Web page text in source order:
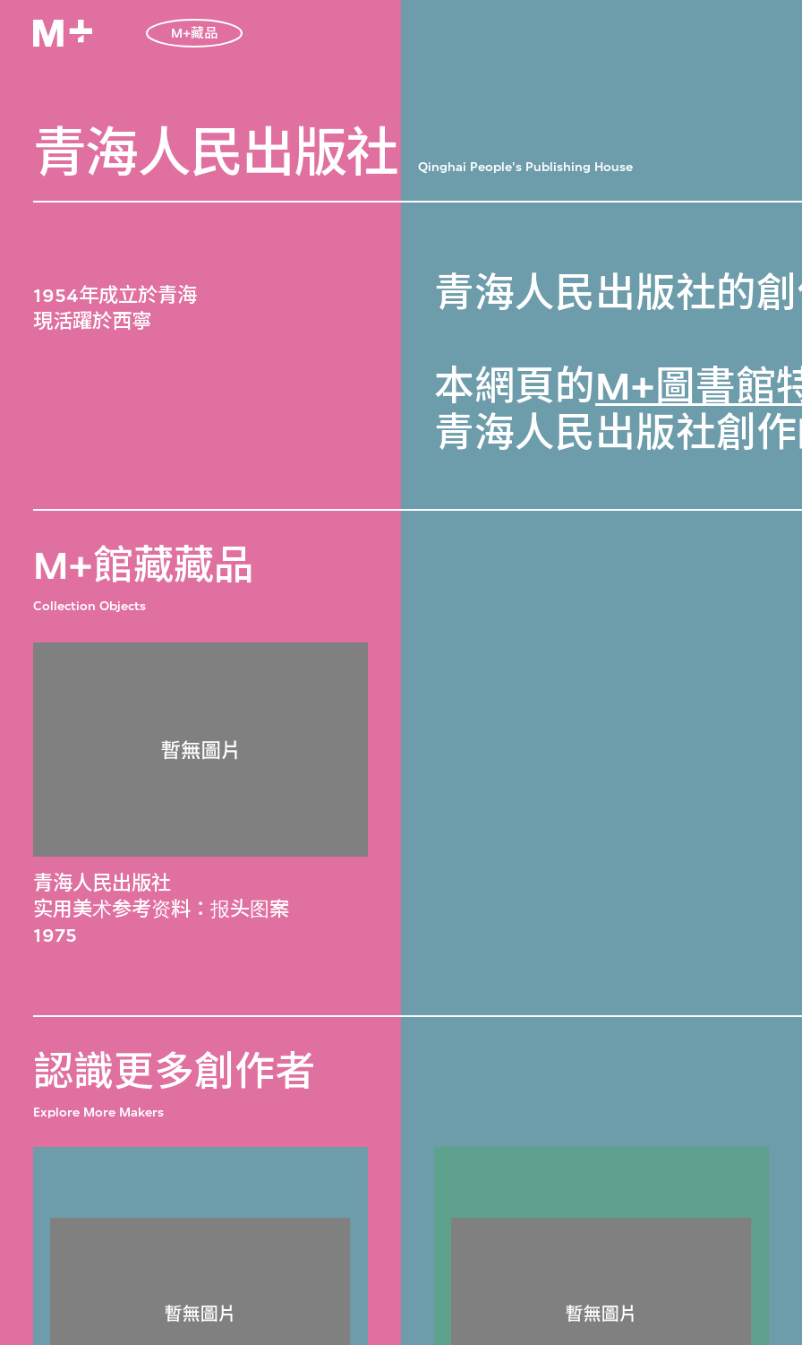
M+藏品
青海人民出版社 Qinghai People's Publishing House
1954年成立於青海
現活躍於西寧
青海人民出版社的
本網頁的M+圖書館
青海人民出版社創
M+館藏藏品
Collection Objects
青海人民出版社
实用美术参考资料：报头图案
1975
認識更多創作者
Explore More Makers